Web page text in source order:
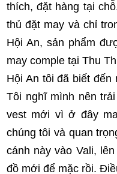
thích, đặt hàng tại
thủ đặt may và chỉ
Hội An, sản phẩm
may comple tại Thu
Hội An tôi đã biết đến
Tôi nghĩ mình nên
vest mới vì ở đây
chúng tôi và quan
cánh này vào Vali,
đồ mới để mặc rồi.